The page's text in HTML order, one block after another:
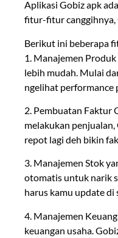
Aplikasi Gobiz apk
fitur-fitur canggihnya,
Berikut ini beberapa
1. Manajemen
lebih mudah. Mulai
ngelihat performance
2. Pembuatan Faktur
melakukan
repot lagi deh bikin
3. Manajemen Stok
otomatis untuk narik
harus kamu update di
4. Manajemen
keuangan usaha.